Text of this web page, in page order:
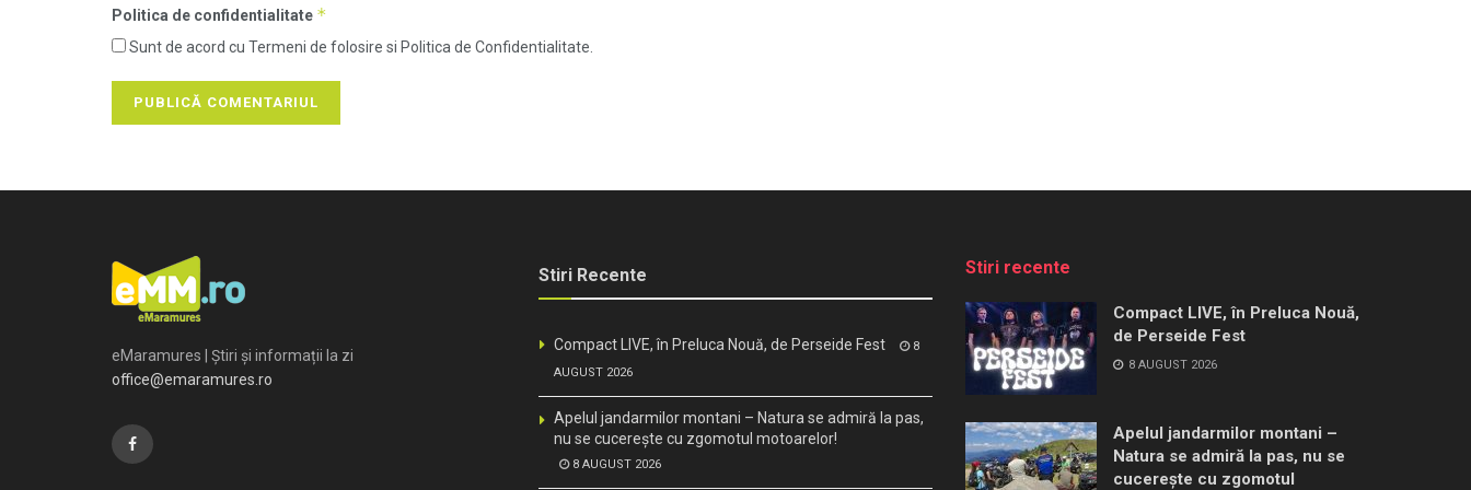
Politica de confidentialitate *
Sunt de acord cu Termeni de folosire si Politica de Confidentialitate.
eMaramures | Știri și informații la zi
office@emaramures.ro
Stiri Recente
Compact LIVE, în Preluca Nouă, de Perseide Fest
8
AUGUST 2026
Apelul jandarmilor montani – Natura se admiră la pas,
nu se cucerește cu zgomotul motoarelor!
8 AUGUST 2026
Stiri recente
Compact LIVE, în Preluca Nouă,
de Perseide Fest
8 AUGUST 2026
Apelul jandarmilor montani –
Natura se admiră la pas, nu se
cucerește cu zgomotul